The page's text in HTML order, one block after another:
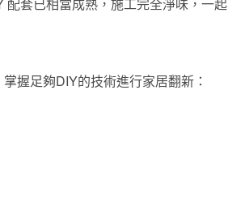
握足夠DIY的技術進行家居翻新：